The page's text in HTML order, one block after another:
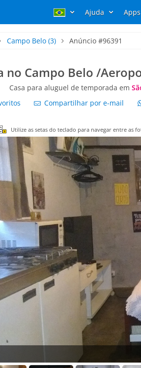
Ajuda Apps
Campo Belo(3) Anúncio #96391
no Campo Belo /
Casa para aluguel de temporada em
Compartilhar por e-mail
Utilize as setas do teclado para navegar entre as